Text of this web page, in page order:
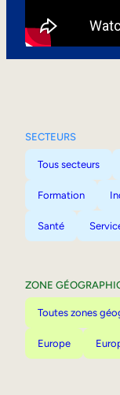
SECTEURS
Tous secteurs
Formation
Santé
ZONE
Toutes zones
Europe